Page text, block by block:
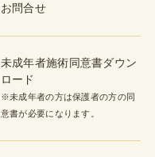
お問合せ
未成年者施術同意書ダウン
ロード
※未成年者の方は保護者の方の同
意書が必要になります。